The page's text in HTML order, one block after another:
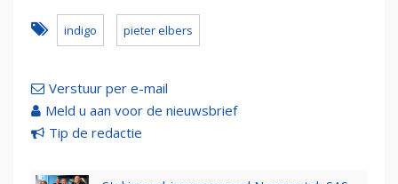
indigo pieter elbers
Verstuur per e-mail
Meld u aan voor de nieuwsbrief
Tip de redactie